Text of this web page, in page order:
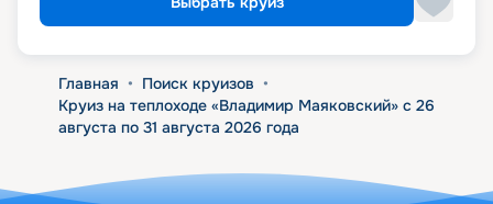
Главная • Поиск круизов •
Круиз на теплоходе «Владимир Маяковский» с 26
августа по 31 августа 2026 года